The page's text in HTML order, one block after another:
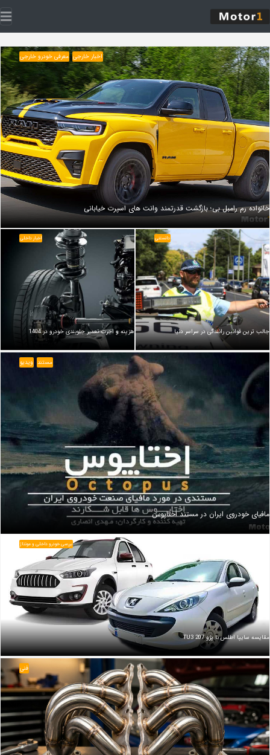
خانواده رم رامبل‌ بی؛ بازگشت قدرتمند وانت‌ های اسپرت خیابانی
اخبار خارجی معرفی خودرو خارجی
جالب ترین قوانین رانندگی در سراسر دنیا
دانستنی
هزینه و اجرت تعمیر جلوبندی خودرو در 1404
اخبار داخلی
مافیای خودروی ایران در مستند اختاپوس
مستند ویدیو
مقایسه سایپا اطلس با پژو 207 TU3
بررسی خودرو داخلی و مونتاژ
فنی